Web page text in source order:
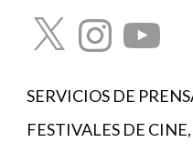
X InstagramYouTube
SERVICIOS DE
FESTIVALES DE